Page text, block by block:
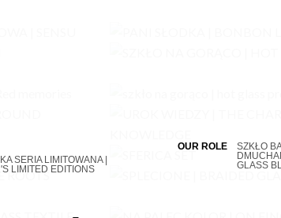
SERIA LIMITOWANA |
LIMITED EDITIONS
OUR ROLE
SZKŁO
GLASS